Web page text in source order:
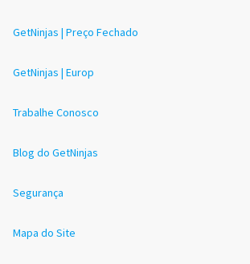
GetNinjas | Preço Fechado
GetNinjas | Europ
Trabalhe Conosco
Blog do GetNinjas
Segurança
Mapa do Site